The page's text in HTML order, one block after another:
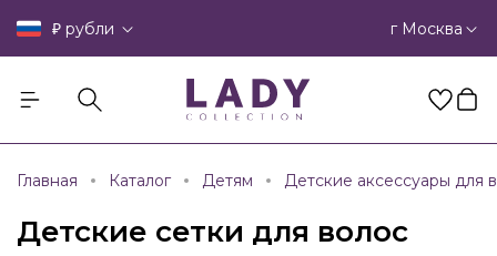
₽ рубли г Москва
Главная Каталог Детям Детские аксессуары для
Детские сетки для волос